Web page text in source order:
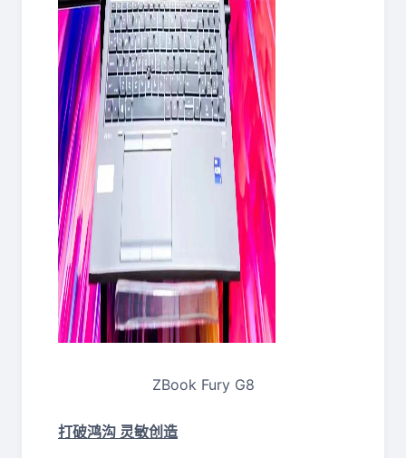
ZBook Fury G8
打破鸿沟 灵敏创造